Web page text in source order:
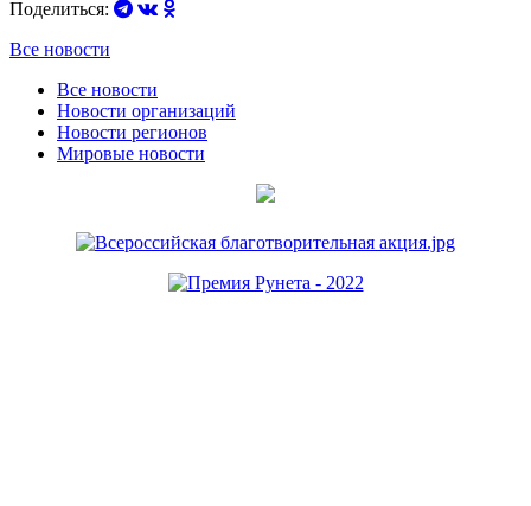
Поделиться:
Все новости
Все новости
Новости организаций
Новости регионов
Мировые новости